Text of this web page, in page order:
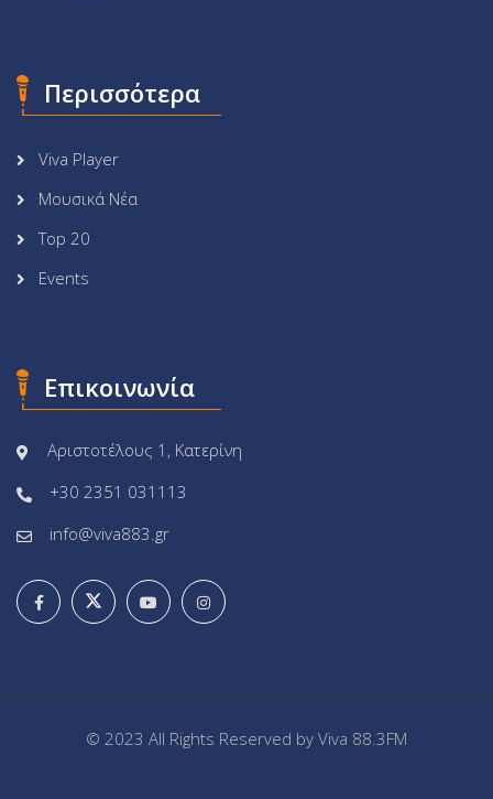
Περισσότερα
Viva Player
Μουσικά Νέα
Top 20
Events
Επικοινωνία
Αριστοτέλους 1, Κατερίνη
+30 2351 031113
info@viva883.gr
© 2023 All Rights Reserved by Viva 88.3FM